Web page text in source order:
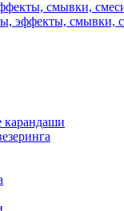
смывки,
эффекты, смывки,
карандаши